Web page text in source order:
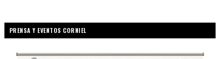
PRENSA Y EVENTOS CORNIEL